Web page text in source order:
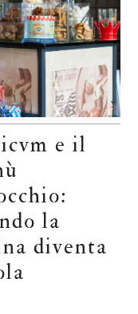
e il
la
diventa